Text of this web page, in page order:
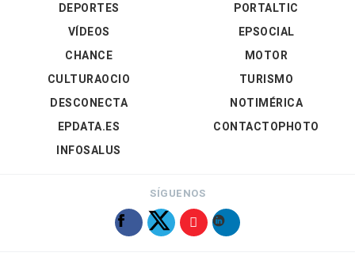
DEPORTES
VÍDEOS
PORTALTIC
EPSOCIAL
CHANCE
CULTURAOCIO
DESCONECTA
EPDATA.ES
INFOSALUS
MOTOR
TURISMO
NOTIMÉRICA
CONTACTOPHOTO
SÍGUENOS